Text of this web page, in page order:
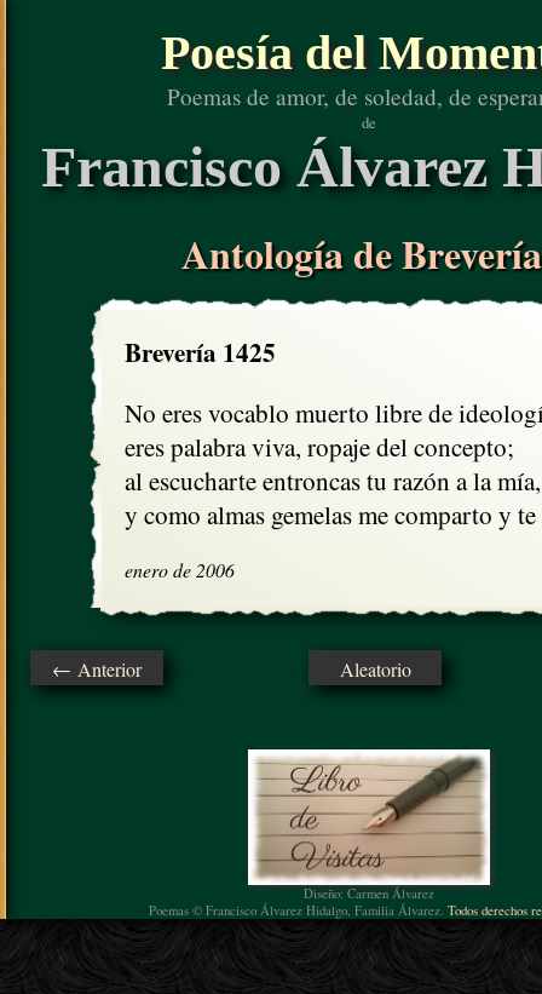
Poesía del
Poemas de amor, de soledad, de
de
Francisco Álvarez
Antología de
Brevería 1425
No eres vocablo muerto libre de
eres palabra viva, ropaje del concepto;
al escucharte entroncas tu razón a la
y como almas gemelas me comparto y te
enero de 2006
← Anterior Aleatorio
Diseño: Carmen Álvarez
Poemas © Francisco Álvarez Hidalgo, Familia Álvarez. Todos derechos